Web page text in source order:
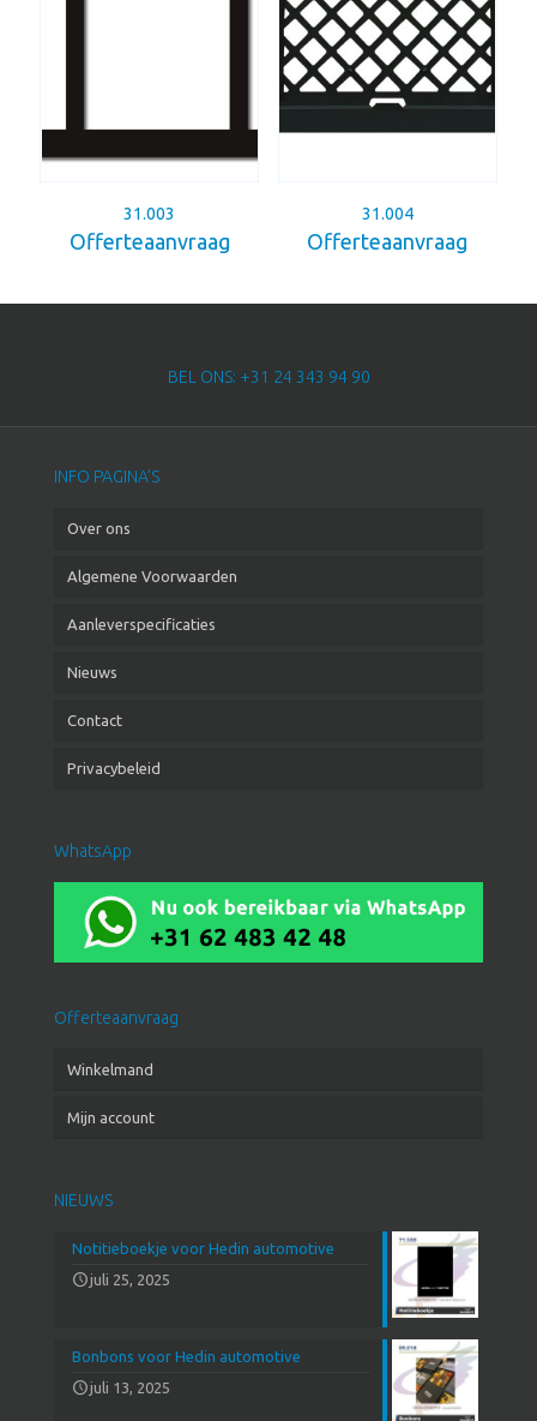
31.003
Offerteaanvraag
31.004
Offerteaanvraag
BEL ONS: +31 24 343 94 90
INFO PAGINA’S
Over ons
Algemene Voorwaarden
Aanleverspecificaties
Nieuws
Contact
Privacybeleid
WhatsApp
Offerteaanvraag
Winkelmand
Mijn account
NIEUWS
Notitieboekje voor Hedin automotive
juli 25, 2025
Bonbons voor Hedin automotive
juli 13, 2025